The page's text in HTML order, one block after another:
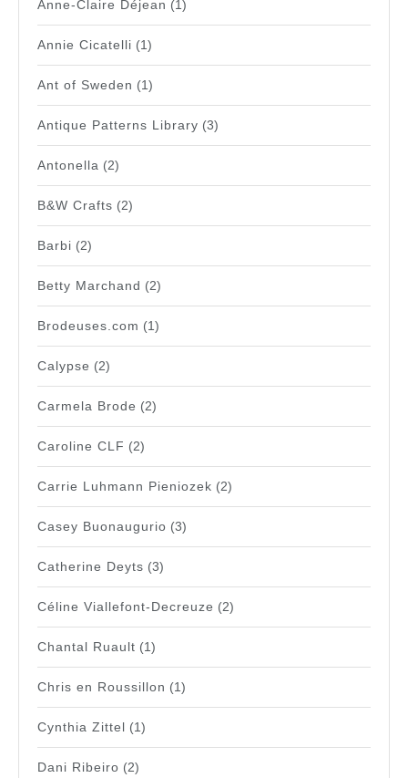
Anne-Claire Déjean (1)
Annie Cicatelli (1)
Ant of Sweden (1)
Antique Patterns Library (3)
Antonella (2)
B&W Crafts (2)
Barbi (2)
Betty Marchand (2)
Brodeuses.com (1)
Calypse (2)
Carmela Brode (2)
Caroline CLF (2)
Carrie Luhmann Pieniozek (2)
Casey Buonaugurio (3)
Catherine Deyts (3)
Céline Viallefont-Decreuze (2)
Chantal Ruault (1)
Chris en Roussillon (1)
Cynthia Zittel (1)
Dani Ribeiro (2)